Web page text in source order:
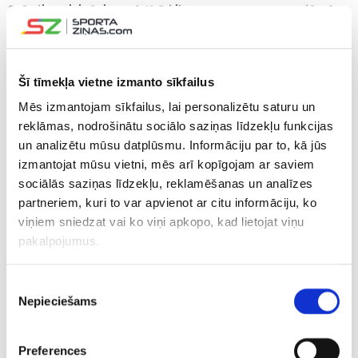
Šī tīmekļa vietne izmanto sīkfailus
Mēs izmantojam sīkfailus, lai personalizētu saturu un
reklāmas, nodrošinātu sociālo saziņas līdzekļu funkcijas
un analizētu mūsu datplūsmu. Informāciju par to, kā jūs
izmantojat mūsu vietni, mēs arī kopīgojam ar saviem
sociālās saziņas līdzekļu, reklamēšanas un analīzes
partneriem, kuri to var apvienot ar citu informāciju, ko
viņiem sniedzat vai ko viņi apkopo, kad lietojat viņu
pakalpojumus.
izvēle
Nepieciešams
Preferences
Svētdien risināsies arī 12,5 kilometru masu starts dāmām,
kas sāksies plkst.15.15. Tur gan Latvija nebūs pārstāvēta.
Pasaules kausa kopvērtējumā, kas salīdzinājumā ar gadu
iepriekš bija kāpums par septiņām pozīcijām, bet aizpērn
viņš guva 16.vietu.
Rastorgujevs augstvērtīgākos rezultātus iepriekšējā
sezonā sasniedza Ziemeļamerikas posmos – Kenmorā
(Kanādā) viņš bija piektais sacensībās ar masu startu, bet
Preskailā (ASV) izcīnīja septīto vietu sprintā. Karjeras
laikā Rastorgujevs četras reizes izcīnījis ceturto vietu
Pasaules kausa sacensībās, bet uz goda pjedestāla viņam
sākumā ar sacensībām Oberhofā, Vācijā.